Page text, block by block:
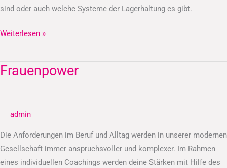
sind oder auch welche Systeme der Lagerhaltung es gibt.
Weiterlesen »
Frauenpower
admin
Die Anforderungen im Beruf und Alltag werden in unserer modernen
Gesellschaft immer anspruchsvoller und komplexer. Im Rahmen
eines individuellen Coachings werden deine Stärken mit Hilfe des
Frauenpower